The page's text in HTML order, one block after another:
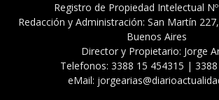
Registro de Propiedad Intelectual
Redacción y Administración: San Martín
Buenos Aires
Director y Propietario: Jorge
Telefonos: 3388 15 454315 |
eMail: